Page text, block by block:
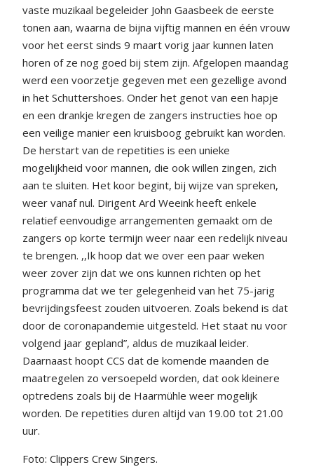
vaste muzikaal begeleider John Gaasbeek de eerste
tonen aan, waarna de bijna vijftig mannen en één vrouw
voor het eerst sinds 9 maart vorig jaar kunnen laten
horen of ze nog goed bij stem zijn. Afgelopen maandag
werd een voorzetje gegeven met een gezellige avond
in het Schuttershoes. Onder het genot van een hapje
en een drankje kregen de zangers instructies hoe op
een veilige manier een kruisboog gebruikt kan worden.
De herstart van de repetities is een unieke
mogelijkheid voor mannen, die ook willen zingen, zich
aan te sluiten. Het koor begint, bij wijze van spreken,
weer vanaf nul. Dirigent Ard Weeink heeft enkele
relatief eenvoudige arrangementen gemaakt om de
zangers op korte termijn weer naar een redelijk niveau
te brengen. ,,Ik hoop dat we over een paar weken
weer zover zijn dat we ons kunnen richten op het
programma dat we ter gelegenheid van het 75-jarig
bevrijdingsfeest zouden uitvoeren. Zoals bekend is dat
door de coronapandemie uitgesteld. Het staat nu voor
volgend jaar gepland”, aldus de muzikaal leider.
Daarnaast hoopt CCS dat de komende maanden de
maatregelen zo versoepeld worden, dat ook kleinere
optredens zoals bij de Haarmühle weer mogelijk
worden. De repetities duren altijd van 19.00 tot 21.00
uur.
Foto: Clippers Crew Singers.